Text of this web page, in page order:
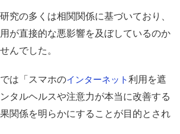
究の多くは相関関係に基づいており、
が直接的な悪影響を及ぼしているのか
んでした。
は「スマホのインターネット利用を遮
タルヘルスや注意力が本当に改善する
関係を明らかにすることが目的とされ